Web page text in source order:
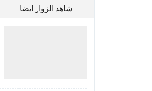
شاهد الزوار ايضا